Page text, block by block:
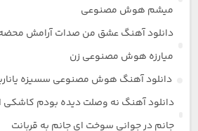
میشم هوش مصنوعی
دانلود آهنگ عشق من صدات آرامش
میارزه هوش مصنوعی زن
دانلود آهنگ هوش مصنوعی سسیزه
دانلود آهنگ نه وصلت دیده بودم کاشکی
جانم در جوانی سوخت ای جانم به قربانت